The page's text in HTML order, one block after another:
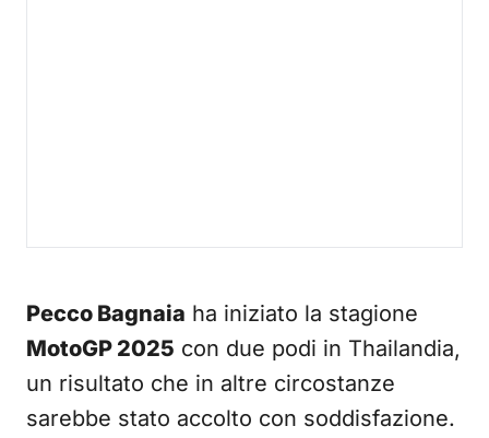
Pecco Bagnaia ha iniziato la stagione
MotoGP 2025 con due podi in Thailandia,
un risultato che in altre circostanze
sarebbe stato accolto con soddisfazione.